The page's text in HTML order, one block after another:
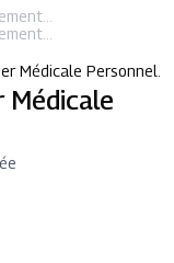
Médicale Personnel.
Médicale